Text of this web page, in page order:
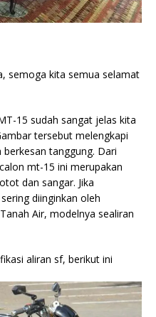
semoga kita semua selamat
15 sudah sangat jelas kita
tersebut melengkapi
tanggung. Dari
mt-15 ini merupakan
dan sangar. Jika
diinginkan oleh
Air, modelnya sealiran
aliran sf, berikut ini